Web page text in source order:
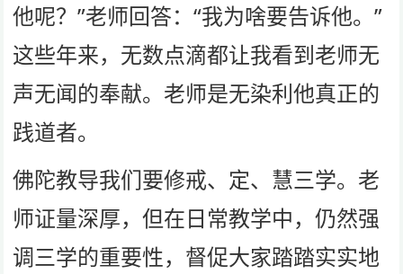
他呢？”老师回答：“我为啥要告诉他。”
这些年来，无数点滴都让我看到老师无
声无闻的奉献。老师是无染利他真正的
践道者。
佛陀教导我们要修戒、定、慧三学。老
师证量深厚，但在日常教学中，仍然强
调三学的重要性，督促大家踏踏实实地